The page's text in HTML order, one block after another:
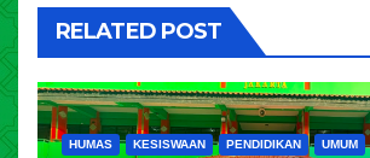
RELATED POST
HUMAS KESISWAAN PENDIDIKAN UMUM